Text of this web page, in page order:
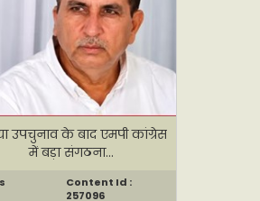
उपचुनाव के बाद एमपी कांग्रेस
में बड़ा संगठना...
Content Id :
257096